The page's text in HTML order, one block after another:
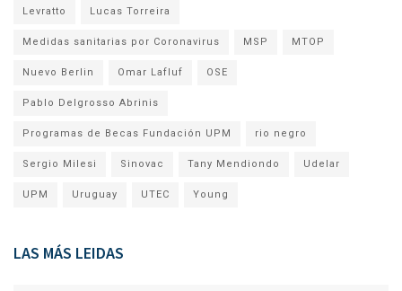
Levratto Lucas Torreira
Medidas sanitarias por Coronavirus MSP MTOP
Nuevo Berlin Omar Lafluf OSE
Pablo Delgrosso Abrinis
Programas de Becas Fundación UPM rio negro
Sergio Milesi Sinovac Tany Mendiondo Udelar
UPM Uruguay UTEC Young
LAS MÁS LEIDAS